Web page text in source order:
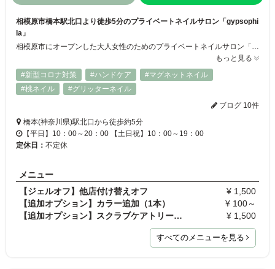
相模原市橋本駅北口より徒歩5分のプライベートネイルサロン「gypsophi
la」
相模原市にオープンした大人女性のためのプライベートネイルサロン「gypsophila」♪橋本駅北口から徒歩5分とアクセスも抜群！ また、お爪に優しいジェル「パラジェル」導入店です。追加料金なく変更可能です。 日本ネイリスト協会（JNA）認定スクールを卒業した1級上級ネイリストがお一人お一人の爪の状態とやりたいデザインを丁寧にカウンセリングし再現いたします！
もっと見る
#新型コロナ対策
#ハンドケア
#マグネットネイル
#桃ネイル
#グリッターネイル
ブログ 10件
橋本(神奈川県)駅北口から徒歩約5分
【平日】10：00～20：00 【土日祝】10：00～19：00
定休日： 不定休
メニュー
【ジェルオフ】他店付け替えオフ
¥ 1,500
【追加オプション】カラー追加（1本）
¥ 100～
【追加オプション】スクラブケアトリートメント
¥ 1,500
すべてのメニューを見る